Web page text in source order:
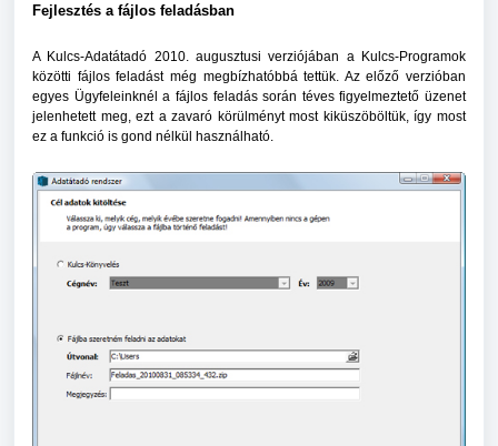
Fejlesztés a fájlos feladásban
A Kulcs-Adatátadó 2010. augusztusi verziójában a Kulcs-Programok
közötti fájlos feladást még megbízhatóbbá tettük. Az előző verzióban
egyes Ügyfeleinknél a fájlos feladás során téves figyelmeztető üzenet
jelenhetett meg, ezt a zavaró körülményt most kiküszöböltük, így most
ez a funkció is gond nélkül használható.